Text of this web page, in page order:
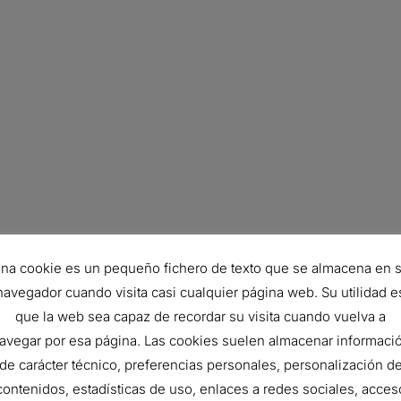
cookie es un pequeño fichero de texto que se almacena en
cuando visita casi cualquier página web. Su utilidad
que la web sea capaz de recordar su visita cuando vuelva a
por esa página. Las cookies suelen almacenar
de carácter técnico, preferencias personales, personalización de
estadísticas de uso, enlaces a redes sociales,